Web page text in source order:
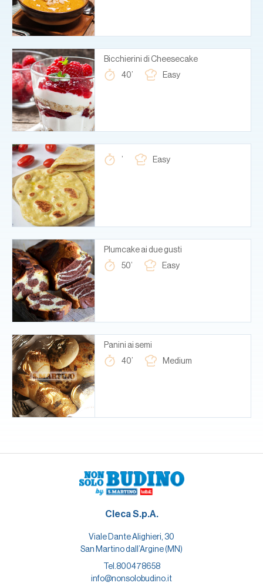
Bicchierini di Cheesecake
40’
Easy
’ Easy
Plumcake ai due gusti
50’
Easy
Panini ai semi
40’
Medium
Cleca S.p.A.
Viale Dante Alighieri, 30
San Martino dall’Argine (MN)
Tel. 800478658
info@nonsolobudino.it